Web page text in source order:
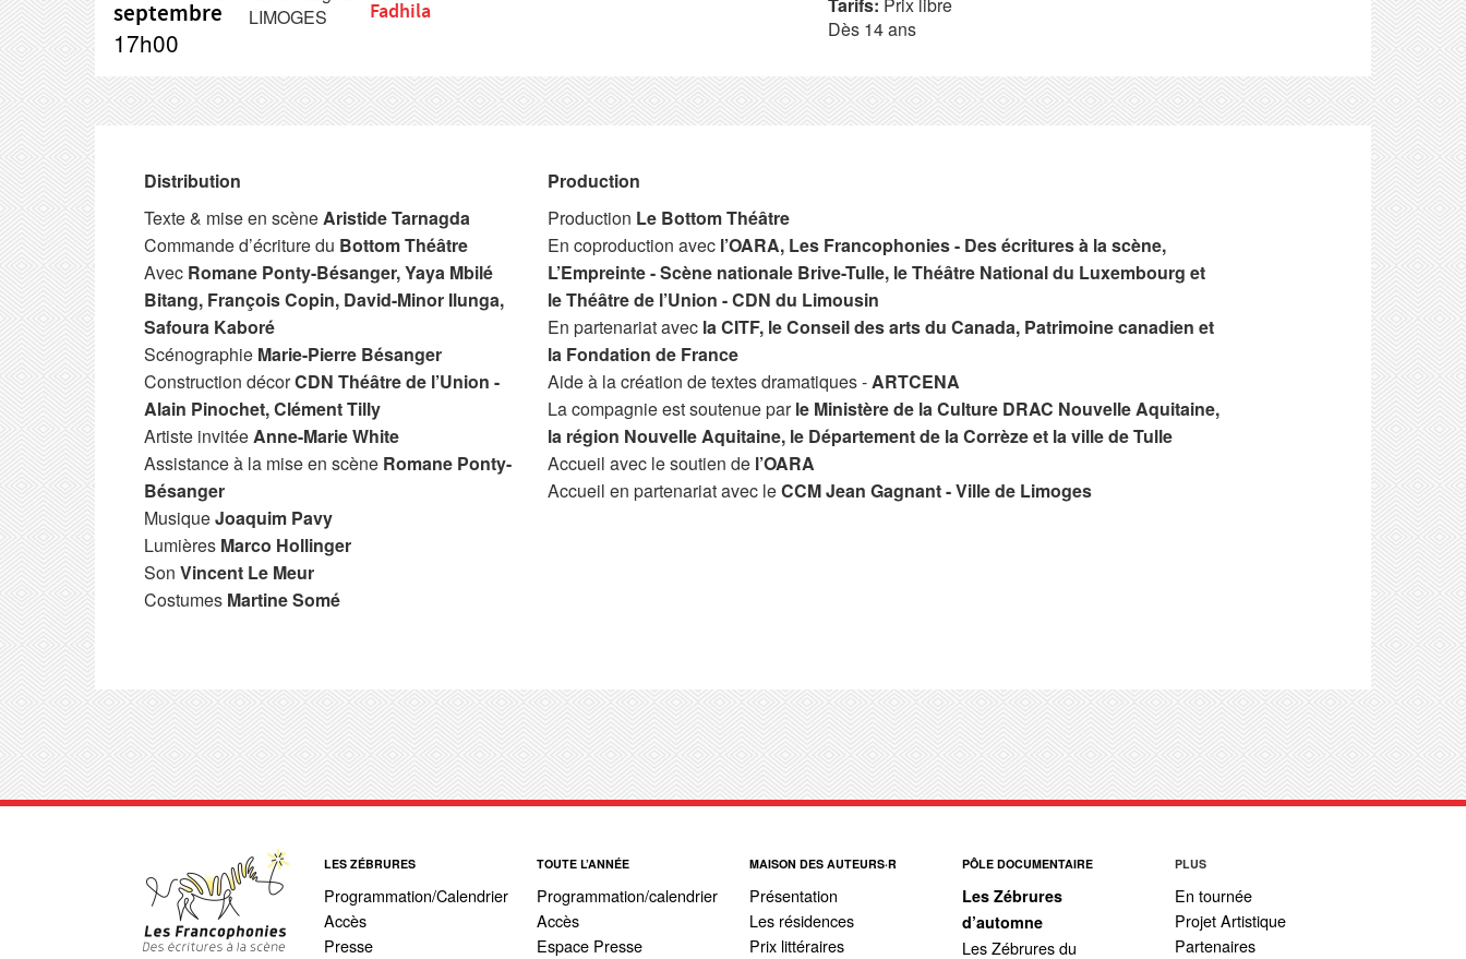
septembre
17h00
LIMOGES
Fadhila
Dès 14 ans
Distribution
Texte & mise en scèneAristide Tarnagda
Commande d’écriture du Bottom Théâtre
Avec Romane Ponty-Bésanger, Yaya Mbilé
Bitang, François Copin, David-Minor Ilunga,
Safoura Kaboré
Scénographie Marie-Pierre Bésanger
Construction décorCDN Théâtre de l’Union -
Alain Pinochet, Clément Tilly
Artiste invitéeAnne-Marie White
Assistance à la mise en scène Romane Ponty-
Bésanger
MusiqueJoaquim Pavy
Lumières Marco Hollinger
Son Vincent Le Meur
Costumes Martine Somé
Production
Production Le Bottom Théâtre
En coproduction avec l’OARA, Les Francophonies - Des écritures à la scène,
L’Empreinte - Scène nationale Brive-Tulle, le Théâtre National du Luxembourg et
le Théâtre de l’Union - CDN du Limousin
En partenariat avec la CITF, le Conseil des arts du Canada, Patrimoine canadien et
la Fondation de France
Aide à la création de textes dramatiques -ARTCENA
La compagnie est soutenue parle Ministère de la Culture DRAC Nouvelle Aquitaine,
la région Nouvelle Aquitaine, le Département de la Corrèze et la ville de Tulle
Accueil avec le soutien de l’OARA
Accueil en partenariat avec leCCM Jean Gagnant - Ville de Limoges
LES ZÉBRURES
Programmation/Calendrier
Accès
Presse
TOUTE L’ANNÉE
Programmation/calendrier
Accès
Espace Presse
MAISON DES AUTEURS·R
Présentation
Les résidences
Prix littéraires
PÔLE DOCUMENTAIRE
Les Zébrures
d’automne
Les Zébrures du
PLUS
En tournée
Projet Artistique
Partenaires